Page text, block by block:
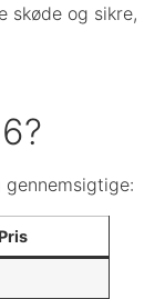
skøde og sikre,
Pris